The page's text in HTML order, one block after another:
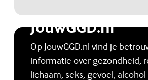
JouwGGD.nl
Op JouwGGD.nl vind je
informatie over gezondheid,
lichaam, seks, gevoel,